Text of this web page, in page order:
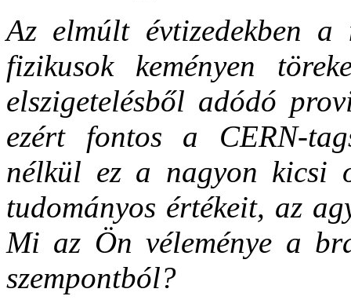
Az elmúlt évtizedekben
fizikusok keményen
elszigetelésből adódó
ezért fontos a CERN-
nélkül ez a nagyon kicsi
tudományos értékeit, az
Mi az Ön véleménye a
szempontból?